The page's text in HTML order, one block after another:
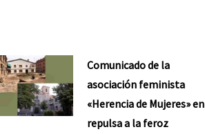
Comunicado de la
asociación feminista
«Herencia de Mujeres» en
repulsa a la feroz